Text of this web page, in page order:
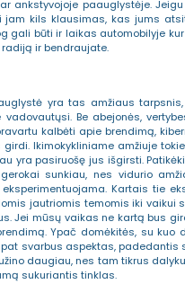
ankstyvojoje paauglystėje.
jam kils klausimas, kas jums
gali būti ir laikas automobilyje
ir bendraujate.
yra tas amžiaus
Be abejonės,
kalbėti apie brendimą,
Ikimokykliniame amžiuje
yra pasiruošę jus išgirsti.
sunkiau, nes vidurio
Kartais tie
jautriomis temomis iki vaikui
Jei mūsų vaikas ne kartą bus
Ypač domėkitės, su kuo
svarbus aspektas, padedantis
daugiau, nes tam tikrus
sukuriantis tinklas.